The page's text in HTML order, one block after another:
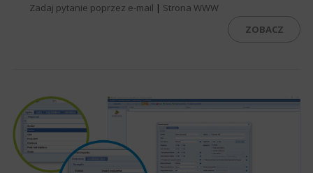
Zadaj pytanie poprzez e-mail | Strona WWW
ZOBACZ